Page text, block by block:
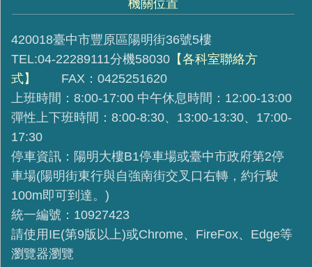
機關位置
420018臺中市豐原區陽明街36號5樓
TEL:04-22289111分機58030 【各科室聯絡方
式】
FAX：0425251620
上班時間：8:00-17:00 中午休息時間：12:00-13:00
彈性上下班時間：8:00-8:30、13:00-13:30、17:00-
17:30
停車資訊：陽明大樓B1停車場或臺中市政府第2停
車場(陽明街東行與自強南街交叉口右轉，約行駛
100m即可到達。)
統一編號：10927423
請使用IE(第9版以上)或Chrome、FireFox、Edge等
瀏覽器瀏覽